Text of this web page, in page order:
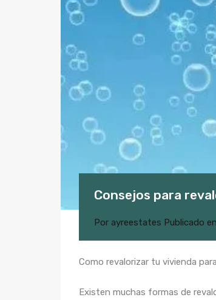
Consejos para
Por ayreestates Publicado en
Como revalorizar tu vivienda
Existen muchas formas de